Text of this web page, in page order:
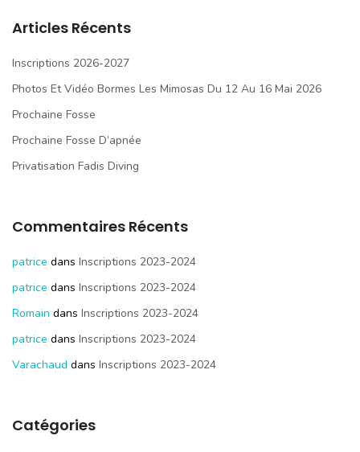
Articles Récents
Inscriptions 2026-2027
Photos Et Vidéo Bormes Les Mimosas Du 12 Au 16 Mai 2026
Prochaine Fosse
Prochaine Fosse D’apnée
Privatisation Fadis Diving
Commentaires Récents
patrice dans Inscriptions 2023-2024
patrice dans Inscriptions 2023-2024
Romain dans Inscriptions 2023-2024
patrice dans Inscriptions 2023-2024
Varachaud dans Inscriptions 2023-2024
Catégories